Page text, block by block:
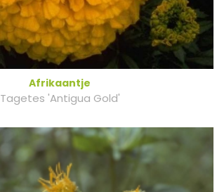
Afrikaantje
Tagetes 'Antigua Gold'